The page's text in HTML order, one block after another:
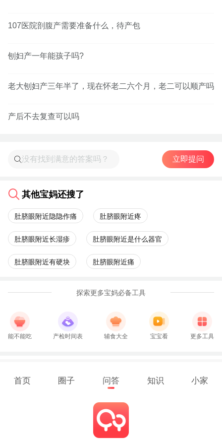
107医院剖腹产需要准备什么，待产包
刨妇产一年能孩子吗?
老大刨妇产三年半了，现在怀老二六个月，老二可以顺产吗
产后不去复查可以吗
立即提问
其他宝妈还搜了
肚脐眼附近隐隐作痛 肚脐眼附近疼
肚脐眼附近长湿疹 肚脐眼附近是什么器官
肚脐眼附近有硬块 肚脐眼附近痛
探索更多宝妈必备工具
能不能吃 产检时间表 辅食大全 宝宝看 更多工具
首页 圈子 问答 知识 小家